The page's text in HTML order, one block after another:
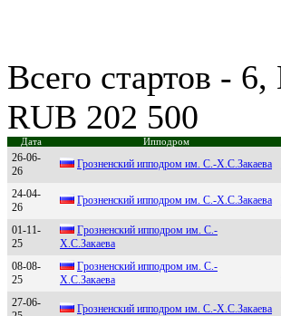
Всего стартов -
RUB 202 500
Дата Ипподром
26-06-
26
Грознeнский ипподром им. С.-Х.С.Закаeва
24-04-
26
Грознeнcкий ипподром им. С.-X.С.Зaкaeвa
01-11-
25
Гpозненский ипподpом им. С.-
Х.С.Закаева
08-08-
25
Гpoзненский иппoдpoм им. C.-
Х.C.Зaкaевa
27-06-
Грoзненcкий иппoдрoм им. С.-X.С.Закаева